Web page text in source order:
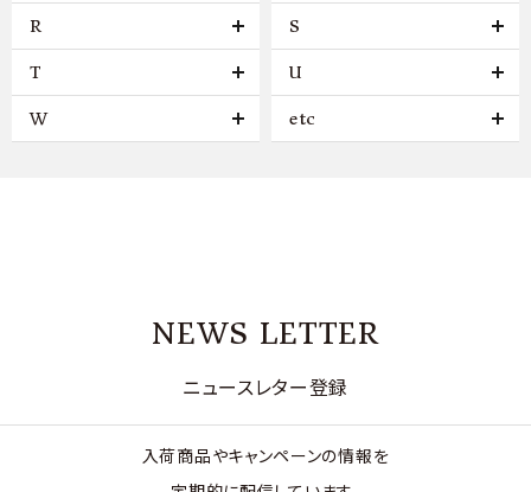
R S
T U
W etc
NEWS LETTER
ニュースレター登録
入荷商品やキャンペーンの情報を